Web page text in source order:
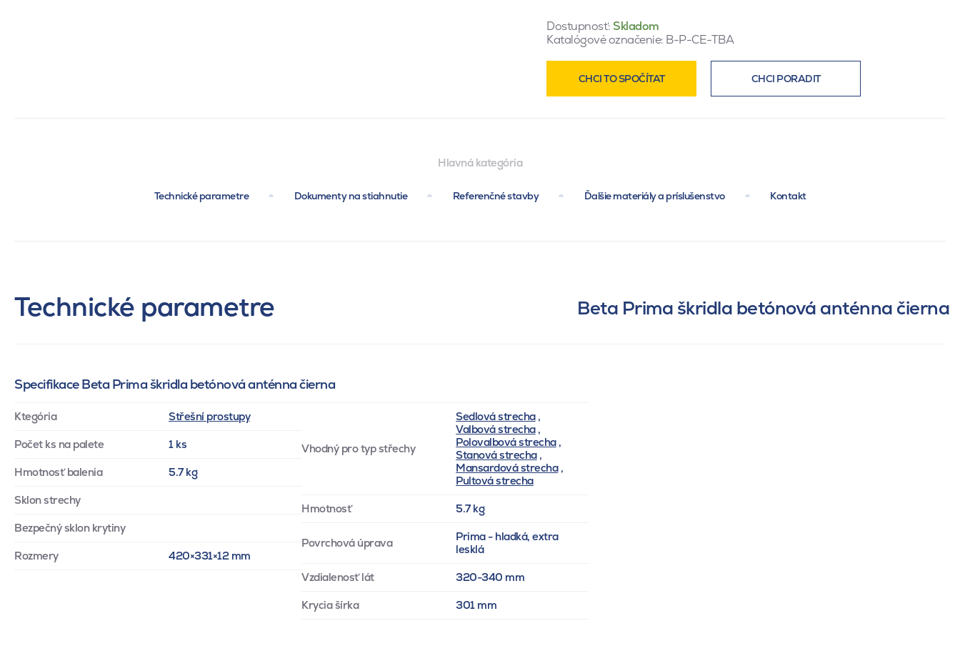
Dostupnosť: Skladom
Katalógové označenie: B-P-CE-TBA
CHCI TO SPOČÍTAT CHCI PORADIT
Hlavná kategória
Technické parametre Dokumenty na stiahnutie Referenčné stavby Ďalšie materiály a príslušenstvo Kontakt
Technické parametre Beta Prima škridla betónová anténna čierna
Specifikace Beta Prima škridla betónová anténna čierna
Ktegória Střešní prostupy
Počet ks na palete 1 ks
Hmotnosť balenia 5.7 kg
Sklon strechy
Bezpečný sklon krytiny
Rozmery 420×331×12 mm
Vhodný pro typ střechy
Sedlová strecha,
Valbová strecha,
Polovalbová strecha,
Stanová strecha,
Mansardová strecha,
Pultová strecha
Hmotnosť 5.7 kg
Povrchová úprava
Prima - hladká, extra
lesklá
Vzdialenosť lát 320-340 mm
Krycia šírka 301 mm